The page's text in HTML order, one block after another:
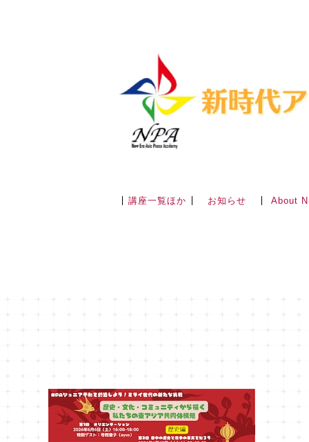
講座一覧ほか お知らせ About